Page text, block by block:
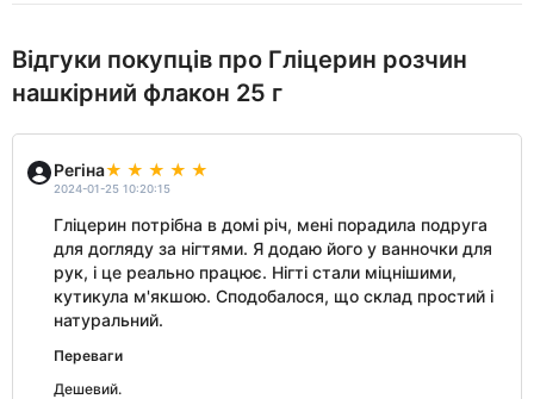
Відгуки покупців про Гліцерин розчин
нашкірний флакон 25 г
Регіна
2024-01-25 10:20:15
Гліцерин потрібна в домі річ, мені порадила подруга
для догляду за нігтями. Я додаю його у ванночки для
рук, і це реально працює. Нігті стали міцнішими,
кутикула м'якшою. Сподобалося, що склад простий і
натуральний.
Переваги
Дешевий.